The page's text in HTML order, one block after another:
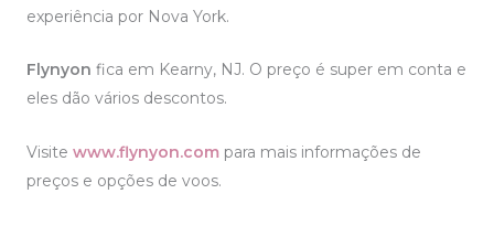
experiência por Nova York.
Flynyon fica em Kearny, NJ. O preço é super em conta e
eles dão vários descontos.
Visite www.flynyon.com para mais informações de
preços e opções de voos.